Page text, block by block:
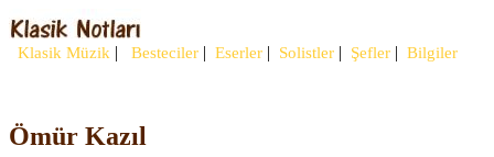
Klasik Müzik | Besteciler | Eserler | Solistler | Şefler | Bilgiler
Ömür Kazıl